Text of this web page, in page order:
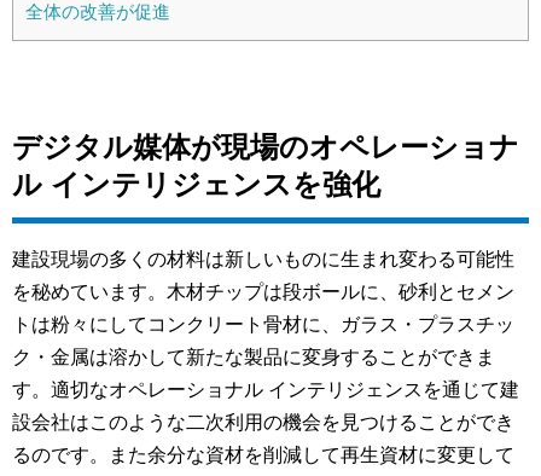
全体の改善が促進
デジタル媒体が現場のオペレーショナ
ル インテリジェンスを強化
建設現場の多くの材料は新しいものに生まれ変わる可能性
を秘めています。木材チップは段ボールに、砂利とセメン
トは粉々にしてコンクリート骨材に、ガラス・プラスチッ
ク・金属は溶かして新たな製品に変身することができま
す。適切なオペレーショナル インテリジェンスを通じて建
設会社はこのような二次利用の機会を見つけることができ
るのです。また余分な資材を削減して再生資材に変更して